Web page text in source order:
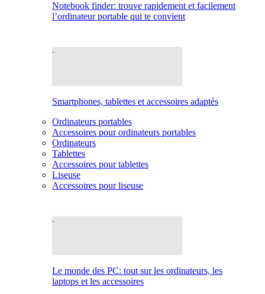
Notebook finder: trouve rapidement et facilement
l’ordinateur portable qui te convient
Smartphones, tablettes et accessoires adaptés
Ordinateurs portables
Accessoires pour ordinateurs portables
Ordinateurs
Tablettes
Accessoires pour tablettes
Liseuse
Accessoires pour liseuse
Le monde des PC: tout sur les ordinateurs, les
laptops et les accessoires